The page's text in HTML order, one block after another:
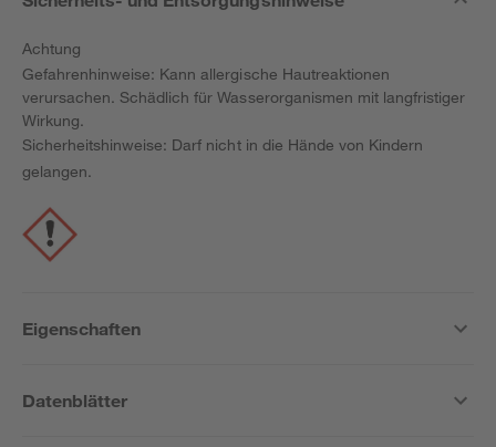
Achtung
Gefahrenhinweise: Kann allergische Hautreaktionen
verursachen. Schädlich für Wasserorganismen mit langfristiger
Wirkung.
Sicherheitshinweise: Darf nicht in die Hände von Kindern
gelangen.
Eigenschaften
Datenblätter